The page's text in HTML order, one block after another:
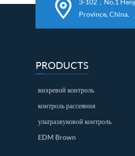
3-102，No.1
Province, China.
PRODUCTS
вихревой контроль
контроль рассеяния
ультразвуковой контроль
EDM Brown